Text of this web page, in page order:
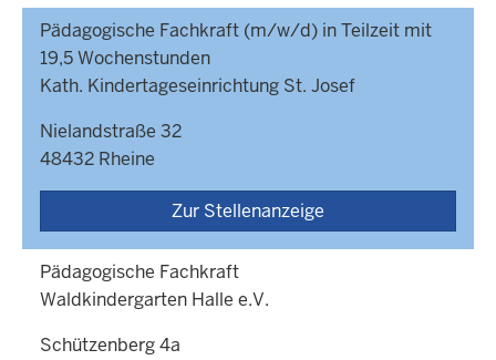
Pädagogische Fachkraft (m/w/d) in Teilzeit mit
19,5 Wochenstunden
Kath. Kindertageseinrichtung St. Josef
Nielandstraße 32
48432 Rheine
Zur Stellenanzeige
Pädagogische Fachkraft
Waldkindergarten Halle e.V.
Schützenberg 4a